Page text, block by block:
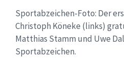
Sportabzeichen-Foto: Der
Christoph Köneke (links)
Matthias Stamm und Uwe
Sportabzeichen.